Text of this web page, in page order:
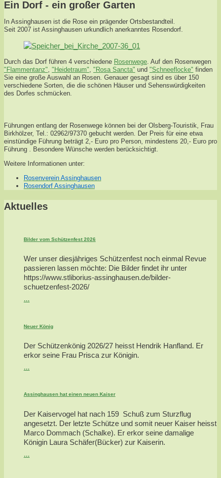
Ein Dorf - ein großer Garten
In Assinghausen ist die Rose ein prägender Ortsbestandteil.
Seit 2007 ist Assinghausen urkundlich anerkanntes Rosendorf.
Durch das Dorf führen 4 verschiedene Rosenwege. Auf den Rosenwegen
"Flammentanz", "Heidetraum", "Rosa Sancta" und "Schneeflocke" finden
Sie eine große Auswahl an Rosen. Genauer gesagt sind es über 150
verschiedene Sorten, die die schönen Häuser und Sehenswürdigkeiten
des Dorfes schmücken.
Führungen entlang der Rosenwege können bei der Olsberg-Touristik, Frau
Birkhölzer, Tel.: 02962/97370 gebucht werden. Der Preis für eine etwa
einstündige Führung beträgt 2,- Euro pro Person, mindestens 20,- Euro pro
Führung . Besondere Wünsche werden berücksichtigt.
Weitere Informationen unter:
Rosenverein Assinghausen
Rosendorf Assinghausen
Aktuelles
Bilder vom Schützenfest 2026
Wer unser diesjähriges Schützenfest noch einmal Revue
passieren lassen möchte: Die Bilder findet ihr unter
https://www.stliborius-assinghausen.de/bilder-
schuetzenfest-2026/
...
Neuer König
Der Schützenkönig 2026/27 heisst Hendrik Hanfland. Er
erkor seine Frau Prisca zur Königin.
...
Assinghausen hat einen neuen Kaiser
Der Kaiservogel hat nach 159 Schuß zum Sturzflug
angesetzt. Der letzte Schütze und somit neuer Kaiser heisst
Marco Dommach (Schalke). Er erkor seine damalige
Königin Laura Schäfer(Bücker) zur Kaiserin.
...